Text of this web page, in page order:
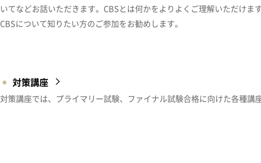
いてなどお話いただきます。CBSとは何かをよりよくご理解いただけま
CBSについて知りたい方のご参加をお勧めします。
対策講座
対策講座では、プライマリー試験、ファイナル試験合格に向けた各種講